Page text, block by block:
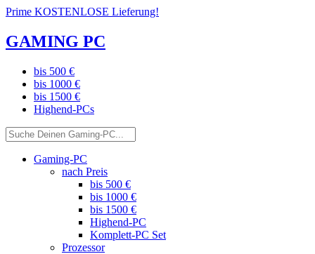
Prime KOSTENLOSE Lieferung!
GAMING PC
bis 500 €
bis 1000 €
bis 1500 €
Highend-PCs
Gaming-PC
nach Preis
bis 500 €
bis 1000 €
bis 1500 €
Highend-PC
Komplett-PC Set
Prozessor